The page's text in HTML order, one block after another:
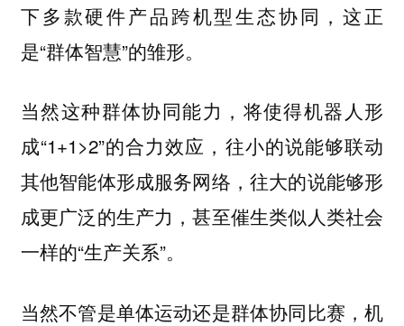
下多款硬件产品跨机型生态协同，这正
是“群体智慧”的雏形。
当然这种群体协同能力，将使得机器人形
成“1+1>2”的合力效应，往小的说能够联动
其他智能体形成服务网络，往大的说能够形
成更广泛的生产力，甚至催生类似人类社会
一样的“生产关系”。
当然不管是单体运动还是群体协同比赛，机